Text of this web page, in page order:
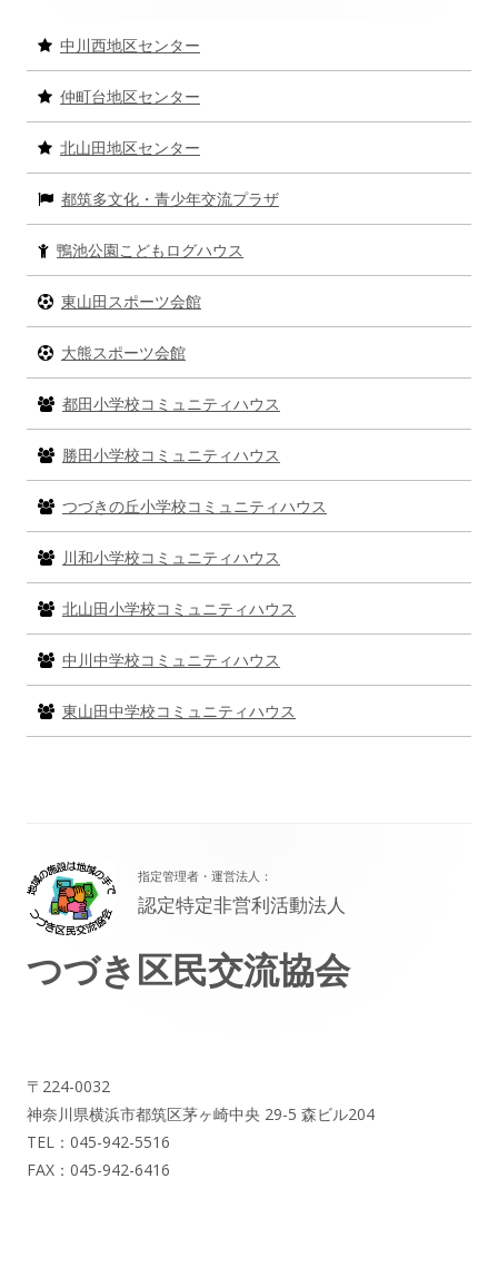
ー
シ
ョ
ン
ン
サ
イ
ド
バ
ー
中川西地区センター
仲町台地区センター
北山田地区センター
都筑多文化・青少年交流プラザ
鴨池公園こどもログハウス
東山田スポーツ会館
大熊スポーツ会館
都田小学校コミュニティハウス
勝田小学校コミュニティハウス
つづきの丘小学校コミュニティハウス
川和小学校コミュニティハウス
北山田小学校コミュニティハウス
中川中学校コミュニティハウス
東山田中学校コミュニティハウス
ッ
タ
ー・
テ
ン
ツ
指定管理者・運営法人：
認定特定非営利活動法人
つづき区民交流協会
〒224-0032
神奈川県横浜市都筑区茅ヶ崎中央 29-5 森ビル204
TEL：045-942-5516
FAX：045-942-6416